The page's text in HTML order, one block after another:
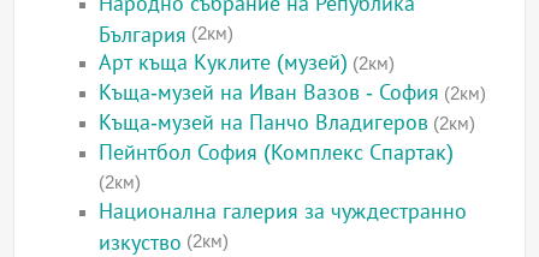
България (2км)
Арт къща Куклите (музей) (2км)
Къща-музей на Иван Вазов - София (2км)
Къща-музей на Панчо Владигеров (2км)
Пейнтбол София (Комплекс Спартак)
(2км)
Национална галерия за чуждестранно
изкуство (2км)